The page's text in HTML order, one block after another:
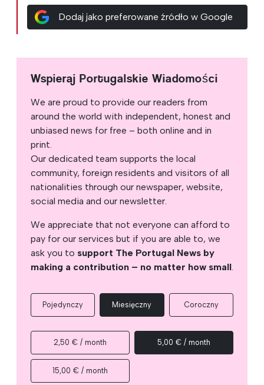
Dodaj jako preferowane źródło w Google
Wspieraj Portugalskie Wiadomości
We are proud to provide our readers from
around the world with independent, honest and
unbiased news for free – both online and in
print.
Our dedicated team supports the local
community, foreign residents and visitors of all
nationalities through our newspaper, website,
social media and our newsletter.
We appreciate that not everyone can afford to
pay for our services but if you are able to, we
ask you to support The Portugal News by
making a contribution – no matter how small.
Pojedynczy Miesięczny Coroczny
2,50 € / month 5,00 € / month
15,00 € / month